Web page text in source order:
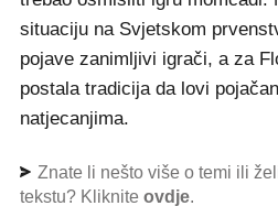
situaciju na Svjetskom
pojave zanimljivi igrači, a za
postala tradicija da lovi
natjecanjima.
Znate li nešto više o temi ili
tekstu? Kliknite ovdje.